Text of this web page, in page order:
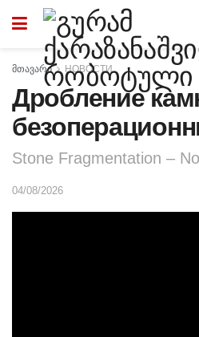
მთავარი НОВОСТИ
Дробление
Stone Fragmentation –
04/08/2026